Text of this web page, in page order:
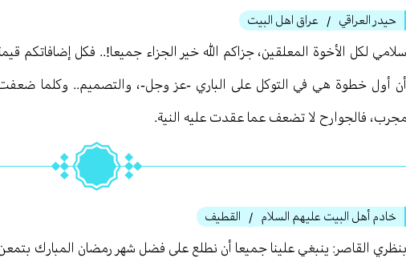
حيدر العراقي / عراق اهل البيت
سلامي لكل الأخوة المعلقين، جزاكم الله خير الجزاء جميعا!.. فكل إضافاتكم
أن أول خطوة هي في التوكل على الباري -عز وجل-، والتصميم.. وكلما ضعفت
مجرب، فالجوارح لا تضعف عما عقدت عليه النية.
خادم أهل البيت عليهم السلام / القطيف
بنظري القاصر: ينبغي علينا جميعا أن نطلع على فضل شهر رمضان المبارك